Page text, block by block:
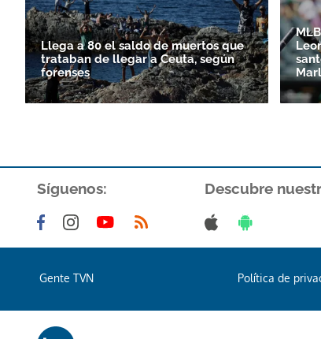
Llega a 80 el saldo de muertos que
trataban de llegar a Ceuta, según
forenses
Síguenos: Descubre
Gente TVN Política de